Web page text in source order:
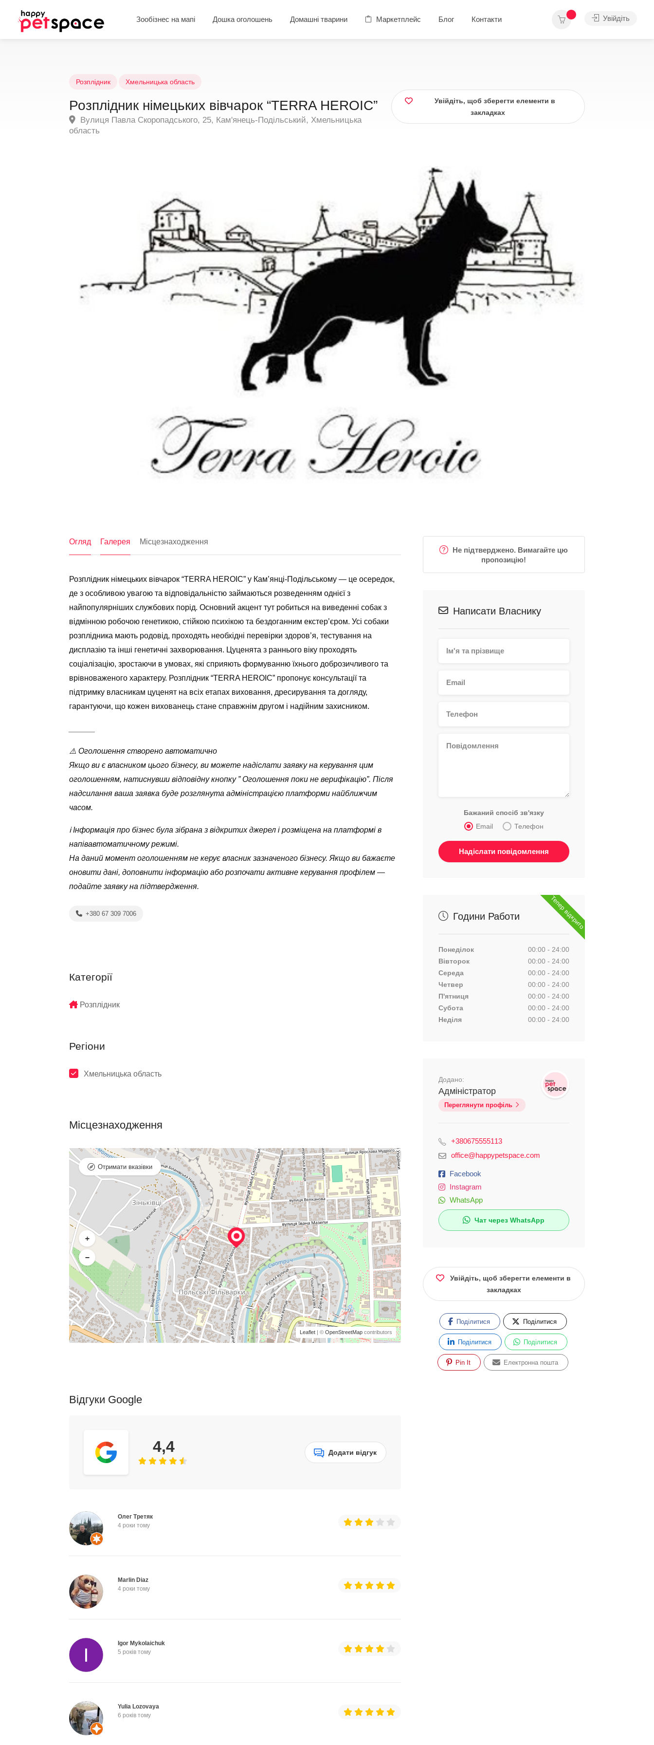
Зообізнес на мапі Дошка оголошень Домашні тварини Маркетплейс Блог Контакти Увійдіть
Розплідник Хмельницька область
Розплідник німецьких вівчарок “TERRA HEROIC”
Вулиця Павла Скоропадського, 25, Кам'янець-Подільський, Хмельницька
область
Увійдіть, щоб зберегти елементи в
закладках
Огляд Галерея Місцезнаходження
Розплідник німецьких вівчарок “TERRA HEROIC” у Кам’янці-Подільському — це осередок,
де з особливою увагою та відповідальністю займаються розведенням однієї з
найпопулярніших службових порід. Основний акцент тут робиться на виведенні собак з
відмінною робочою генетикою, стійкою психікою та бездоганним екстер’єром. Усі собаки
розплідника мають родовід, проходять необхідні перевірки здоров’я, тестування на
дисплазію та інші генетичні захворювання. Цуценята з раннього віку проходять
соціалізацію, зростаючи в умовах, які сприяють формуванню їхнього доброзичливого та
врівноваженого характеру. Розплідник “TERRA HEROIC” пропонує консультації та
підтримку власникам цуценят на всіх етапах виховання, дресирування та догляду,
гарантуючи, що кожен вихованець стане справжнім другом і надійним захисником.
⚠️ Оголошення створено автоматично
Якщо ви є власником цього бізнесу, ви можете надіслати заявку на керування цим
оголошенням, натиснувши відповідну кнопку ” Оголошення поки не верифікацію”. Після
надсилання ваша заявка буде розглянута адміністрацією платформи найближчим
часом.
ℹ️ Інформація про бізнес була зібрана з відкритих джерел і розміщена на платформі в
напівавтоматичному режимі.
На даний момент оголошенням не керує власник зазначеного бізнесу. Якщо ви бажаєте
оновити дані, доповнити інформацію або розпочати активне керування профілем —
подайте заявку на підтвердження.
+380 67 309 7006
Категорії
Розплідник
Регіони
Хмельницька область
Місцезнаходження
+
−
Leaflet| © OpenStreetMapcontributors
Отримати вказівки
Відгуки Google
4,4 Додати відгук
Олег Третяк
4 роки тому
Marlin Diaz
4 роки тому
Igor Mykolaichuk
5 років тому
Yulia Lozovaya
6 років тому
Не підтверджено. Вимагайте цю
пропозицію!
Написати Власнику
Бажаний спосіб зв'язку
Email
Телефон
Тепер відкрито
Години Работи
Понеділок
00:00 - 24:00
Вівторок
00:00 - 24:00
Середа
00:00 - 24:00
Четвер
00:00 - 24:00
П'ятниця
00:00 - 24:00
Субота
00:00 - 24:00
Неділя
00:00 - 24:00
Додано:
Адміністратор
Переглянути профіль
+380675555113
office@happypetspace.com
Facebook
Instagram
WhatsApp
Чат через WhatsApp
Увійдіть, щоб зберегти елементи в
закладках
Поділитися Поділитися
Поділитися Поділитися
Pin It Електронна пошта